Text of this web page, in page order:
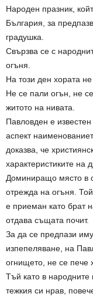
Народен празник,
България, за
градушка.
Свързва се с
огъня.
На този ден хората
Не се пали огън, не
житото на нивата.
Павловден е
аспект
доказва, че
характеристиките на
Доминиращо място в
отрежда на огъня.
е приеман като брат
отдава същата почит.
За да се предпази
изпепеляване, на
огнището, не се пече
Тъй като в народните
тежкия си нрав,